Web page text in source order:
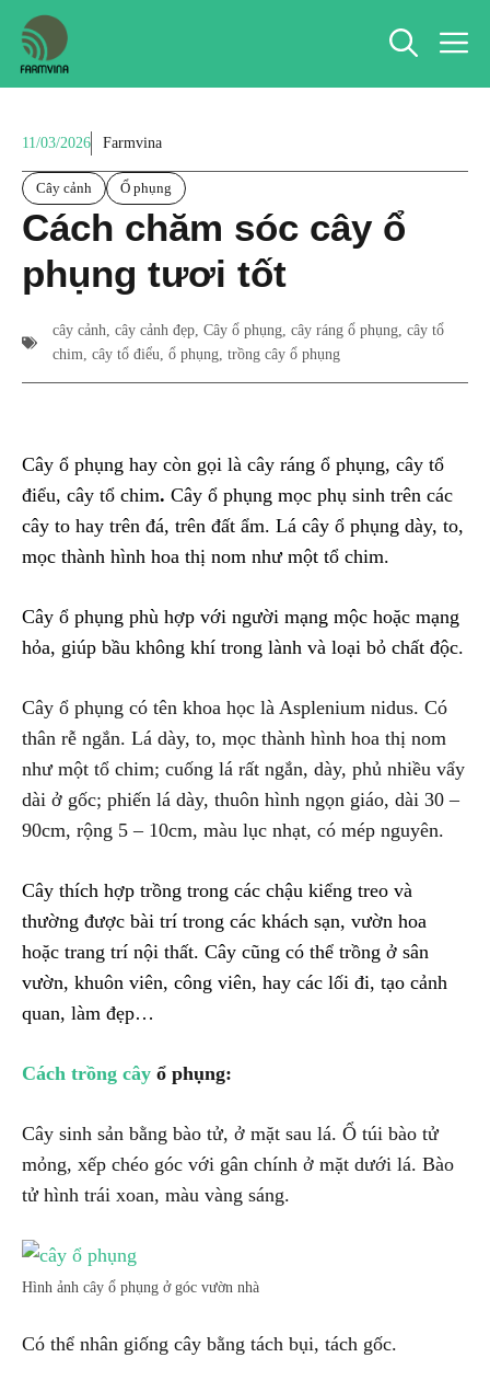
Chuyển
đến
nội
11/03/2026 Farmvina
Cây cảnh Ổ phụng
Cách chăm sóc cây ổ
phụng tươi tốt
cây cảnh, cây cảnh đẹp, Cây ổ phụng, cây ráng ổ phụng, cây tổ
chim, cây tổ điểu, ổ phụng, trồng cây ổ phụng
Cây ổ phụng hay còn gọi là cây ráng ổ phụng, cây tổ
điểu, cây tổ chim. Cây ổ phụng mọc phụ sinh trên các
cây to hay trên đá, trên đất ẩm. Lá cây ổ phụng dày, to,
mọc thành hình hoa thị nom như một tổ chim.
Cây ổ phụng phù hợp với người mạng mộc hoặc mạng
hỏa, giúp bầu không khí trong lành và loại bỏ chất độc.
Cây ổ phụng có tên khoa học là Asplenium nidus. Có
thân rễ ngắn. Lá dày, to, mọc thành hình hoa thị nom
như một tổ chim; cuống lá rất ngắn, dày, phủ nhiều vẩy
dài ở gốc; phiến lá dày, thuôn hình ngọn giáo, dài 30 –
90cm, rộng 5 – 10cm, màu lục nhạt, có mép nguyên.
Cây thích hợp trồng trong các chậu kiểng treo và
thường được bài trí trong các khách sạn, vườn hoa
hoặc trang trí nội thất. Cây cũng có thể trồng ở sân
vườn, khuôn viên, công viên, hay các lối đi, tạo cảnh
quan, làm đẹp…
Cách trồng cây ổ phụng:
Cây sinh sản bằng bào tử, ở mặt sau lá. Ổ túi bào tử
mỏng, xếp chéo góc với gân chính ở mặt dưới lá. Bào
tử hình trái xoan, màu vàng sáng.
Hình ảnh cây ổ phụng ở góc vườn nhà
Có thể nhân giống cây bằng tách bụi, tách gốc.